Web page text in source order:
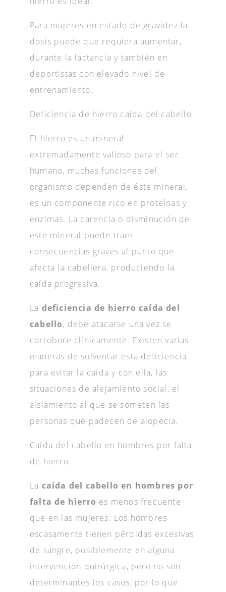
Para mujeres en estado de gravidez la
dosis puede que requiera aumentar,
durante la lactancia y también en
deportistas con elevado nivel de
entrenamiento.
Deficiencia de hierro caída del cabello
El hierro es un mineral
extremadamente valioso para el ser
humano, muchas funciones del
organismo dependen de éste mineral,
es un componente rico en proteínas y
enzimas. La carencia o disminución de
este mineral puede traer
consecuencias graves al punto que
afecta la cabellera, produciendo la
caída progresiva.
La deficiencia de hierro caída del
cabello, debe atacarse una vez se
corrobore clínicamente. Existen varias
maneras de solventar esta deficiencia
para evitar la caída y con ella, las
situaciones de alejamiento social, el
aislamiento al que se someten las
personas que padecen de alopecia.
Caída del cabello en hombres por falta
de hierro
La caída del cabello en hombres por
falta de hierro es menos frecuente
que en las mujeres. Los hombres
escasamente tienen pérdidas excesivas
de sangre, posiblemente en alguna
intervención quirúrgica, pero no son
determinantes los casos, por lo que